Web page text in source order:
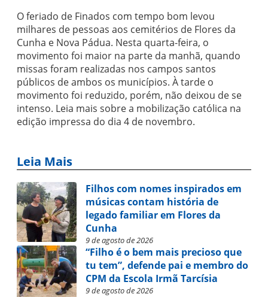
O feriado de Finados com tempo bom levou
milhares de pessoas aos cemitérios de Flores da
Cunha e Nova Pádua. Nesta quarta-feira, o
movimento foi maior na parte da manhã, quando
missas foram realizadas nos campos santos
públicos de ambos os municípios. À tarde o
movimento foi reduzido, porém, não deixou de se
intenso. Leia mais sobre a mobilização católica na
edição impressa do dia 4 de novembro.
Leia Mais
Filhos com nomes inspirados em
músicas contam história de
legado familiar em Flores da
Cunha
9 de agosto de 2026
“Filho é o bem mais precioso que
tu tem”, defende pai e membro do
CPM da Escola Irmã Tarcísia
9 de agosto de 2026